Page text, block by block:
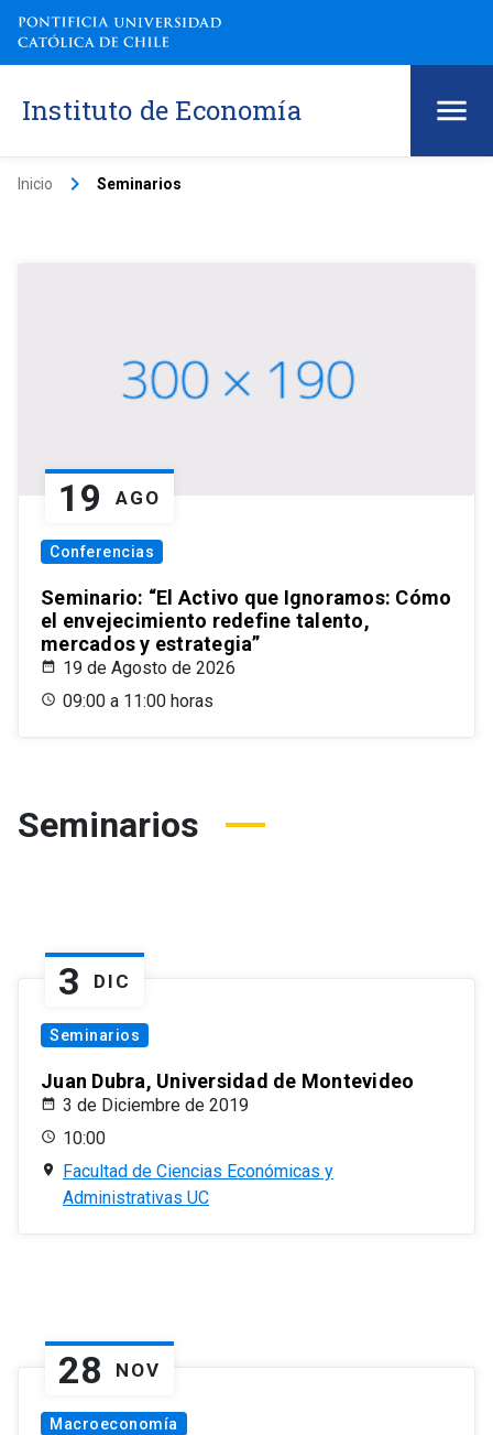
Instituto de Economía
Inicio keyboard_arrow_right Seminarios
19 AGO
Conferencias
Seminario: “El Activo que Ignoramos: Cómo
el envejecimiento redefine talento,
mercados y estrategia”
19 de Agosto de 2026
09:00 a 11:00 horas
Seminarios
3 DIC
Seminarios
Juan Dubra, Universidad de Montevideo
3 de Diciembre de 2019
10:00
Facultad de Ciencias Económicas y
Administrativas UC
28 NOV
Macroeconomía